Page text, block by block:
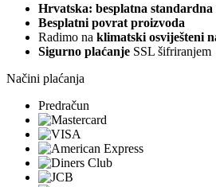
Hrvatska: besplatna standardna
Besplatni povrat proizvoda
Radimo na klimatski osviješteni
Sigurno plaćanje SSL šifriranjem
Načini plaćanja
Predračun